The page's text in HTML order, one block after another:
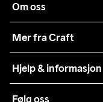
Om oss
Mer fra Craft
Teamwear
Hjelp & informasjon
Følg oss